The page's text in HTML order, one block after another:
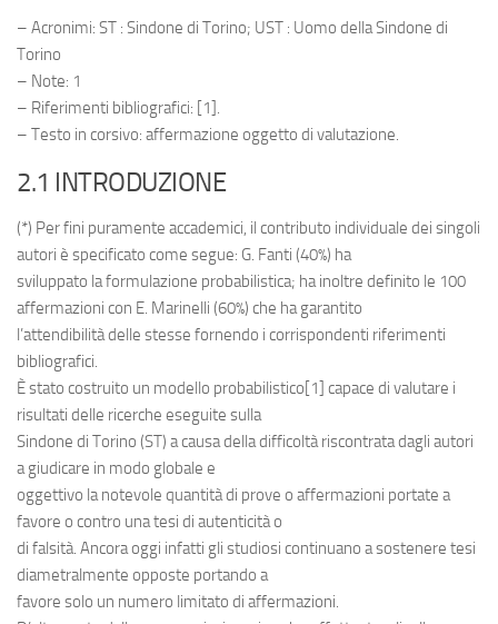
– Acronimi: ST : Sindone di Torino; UST : Uomo della Sindone di
Torino
– Note: 1
– Riferimenti bibliografici: [1].
– Testo in corsivo: affermazione oggetto di valutazione.
2.1 INTRODUZIONE
(*) Per fini puramente accademici, il contributo individuale dei singoli
autori è specificato come segue: G. Fanti (40%) ha
sviluppato la formulazione probabilistica; ha inoltre definito le 100
affermazioni con E. Marinelli (60%) che ha garantito
l’attendibilità delle stesse fornendo i corrispondenti riferimenti
bibliografici.
È stato costruito un modello probabilistico[1] capace di valutare i
risultati delle ricerche eseguite sulla
Sindone di Torino (ST) a causa della difficoltà riscontrata dagli autori
a giudicare in modo globale e
oggettivo la notevole quantità di prove o affermazioni portate a
favore o contro una tesi di autenticità o
di falsità. Ancora oggi infatti gli studiosi continuano a sostenere tesi
diametralmente opposte portando a
favore solo un numero limitato di affermazioni.